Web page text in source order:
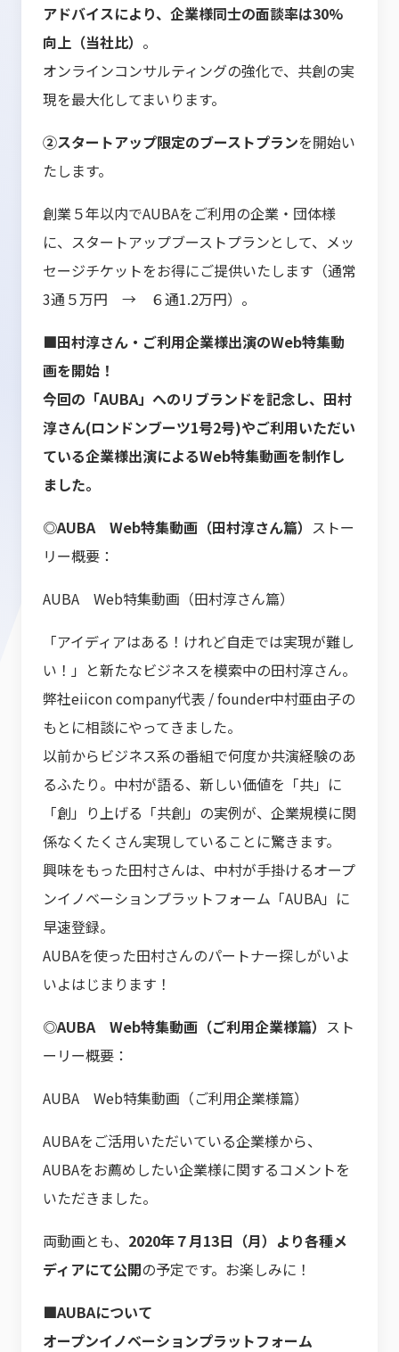
アドバイスにより、企業様同士の面談率は30%
向上（当社比） 。
オンラインコンサルティングの強化で、共創の実
現を最大化してまいります。
②スタートアップ限定のブーストプランを開始い
たします。
創業５年以内でAUBAをご利用の企業・団体様
に、スタートアップブーストプランとして、メッ
セージチケットをお得にご提供いたします（通常
3通５万円 → ６通1.2万円）。
■田村淳さん・ご利用企業様出演のWeb特集動
画を開始！
今回の「AUBA」へのリブランドを記念し、田村
淳さん(ロンドンブーツ1号2号)やご利用いただい
ている企業様出演によるWeb特集動画を制作し
ました。
◎AUBA Web特集動画（田村淳さん篇） ストー
リー概要：
AUBA Web特集動画（田村淳さん篇）
「アイディアはある！けれど自走では実現が難し
い！」と新たなビジネスを模索中の田村淳さん。
弊社eiicon company代表 / founder中村亜由子の
もとに相談にやってきました。
以前からビジネス系の番組で何度か共演経験のあ
るふたり。中村が語る、新しい価値を「共」に
「創」り上げる「共創」の実例が、企業規模に関
係なくたくさん実現していることに驚きます。
興味をもった田村さんは、中村が手掛けるオープ
ンイノベーションプラットフォーム「AUBA」に
早速登録。
AUBAを使った田村さんのパートナー探しがいよ
いよはじまります！
◎AUBA Web特集動画（ご利用企業様篇） スト
ーリー概要：
AUBA Web特集動画（ご利用企業様篇）
AUBAをご活用いただいている企業様から、
AUBAをお薦めしたい企業様に関するコメントを
いただきました。
両動画とも、 2020年７月13日（月）より各種メ
ディアにて公開の予定です。お楽しみに！
■AUBAについて
オープンイノベーションプラットフォーム